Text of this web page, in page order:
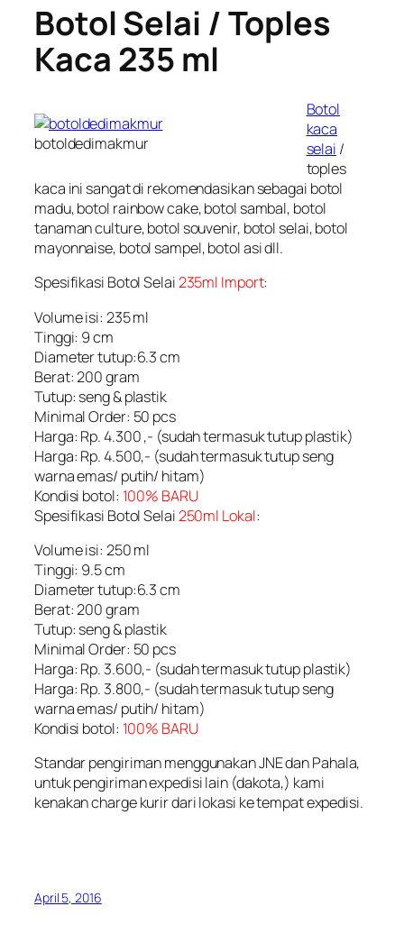
Botol Selai / Toples
Kaca 235 ml
botoldedimakmur
Botol
kaca
selai /
toples
kaca ini sangat di rekomendasikan sebagai botol
madu, botol rainbow cake, botol sambal, botol
tanaman culture, botol souvenir, botol selai, botol
mayonnaise, botol sampel, botol asi dll.
Spesifikasi Botol Selai235ml Import:
Volume isi: 235 ml
Tinggi: 9 cm
Diameter tutup:6.3 cm
Berat: 200 gram
Tutup: seng & plastik
Minimal Order: 50 pcs
Harga: Rp. 4.300 ,- (sudah termasuk tutup plastik)
Harga: Rp. 4.500,- (sudah termasuk tutup seng
warna emas/ putih/ hitam)
Kondisi botol: 100% BARU
Spesifikasi Botol Selai250ml Lokal:
Volume isi: 250 ml
Tinggi: 9.5 cm
Diameter tutup:6.3 cm
Berat: 200 gram
Tutup: seng & plastik
Minimal Order: 50 pcs
Harga: Rp. 3.600,- (sudah termasuk tutup plastik)
Harga: Rp. 3.800,- (sudah termasuk tutup seng
warna emas/ putih/ hitam)
Kondisi botol: 100% BARU
Standar pengiriman menggunakan JNE dan Pahala,
untuk pengiriman expedisi lain (dakota,) kami
kenakan charge kurir dari lokasi ke tempat expedisi.
April 5, 2016